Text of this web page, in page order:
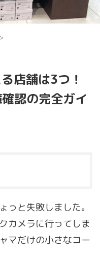
>
店舗は3つ！
認の完全ガイ
っと失敗しました。
カメラに行ってしま
マだけの小さなコー